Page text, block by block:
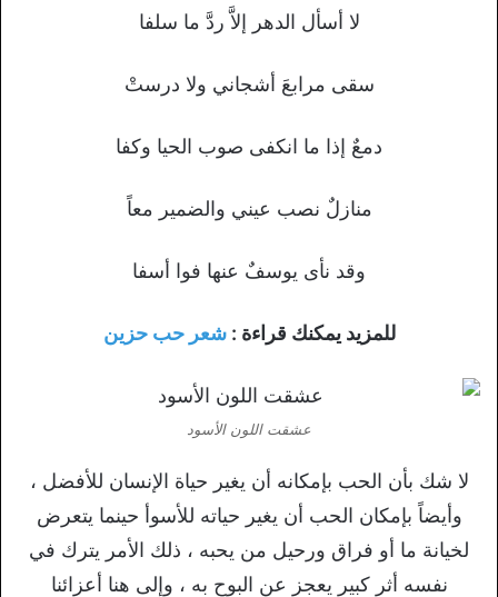
لا أسأل الدهر إلاَّ ردَّ ما سلفا
سقى مرابعَ أشجاني ولا درستْ
دمعٌ إذا ما انكفى صوب الحيا وكفا
منازلٌ نصب عيني والضمير معاً
وقد نأى يوسفٌ عنها فوا أسفا
للمزيد يمكنك قراءة :شعر حب حزين
عشقت اللون الأسود
لا شك بأن الحب بإمكانه أن يغير حياة الإنسان للأفضل ،
وأيضاً بإمكان الحب أن يغير حياته للأسوأ حينما يتعرض
لخيانة ما أو فراق ورحيل من يحبه ، ذلك الأمر يترك في
نفسه أثر كبير يعجز عن البوح به ، وإلى هنا أعزائنا